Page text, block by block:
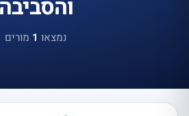
והסביבה
נמצאו 1 מורים